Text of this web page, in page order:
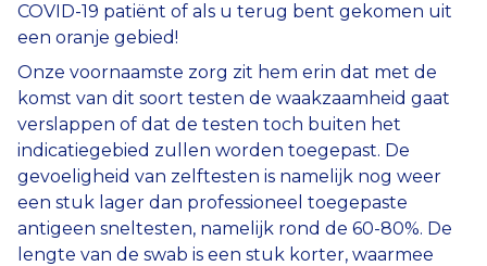
COVID-19 patiënt of als u terug bent gekomen uit
een oranje gebied!
Onze voornaamste zorg zit hem erin dat met de
komst van dit soort testen de waakzaamheid gaat
verslappen of dat de testen toch buiten het
indicatiegebied zullen worden toegepast. De
gevoeligheid van zelftesten is namelijk nog weer
een stuk lager dan professioneel toegepaste
antigeen sneltesten, namelijk rond de 60-80%. De
lengte van de swab is een stuk korter, waarmee